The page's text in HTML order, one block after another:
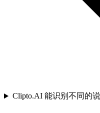
Clipto.AI 能识别不同的